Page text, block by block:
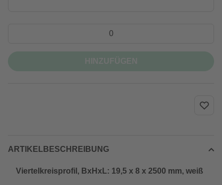
ARTIKELBESCHREIBUNG
Viertelkreisprofil, BxHxL: 19,5 x 8 x 2500 mm, weiß